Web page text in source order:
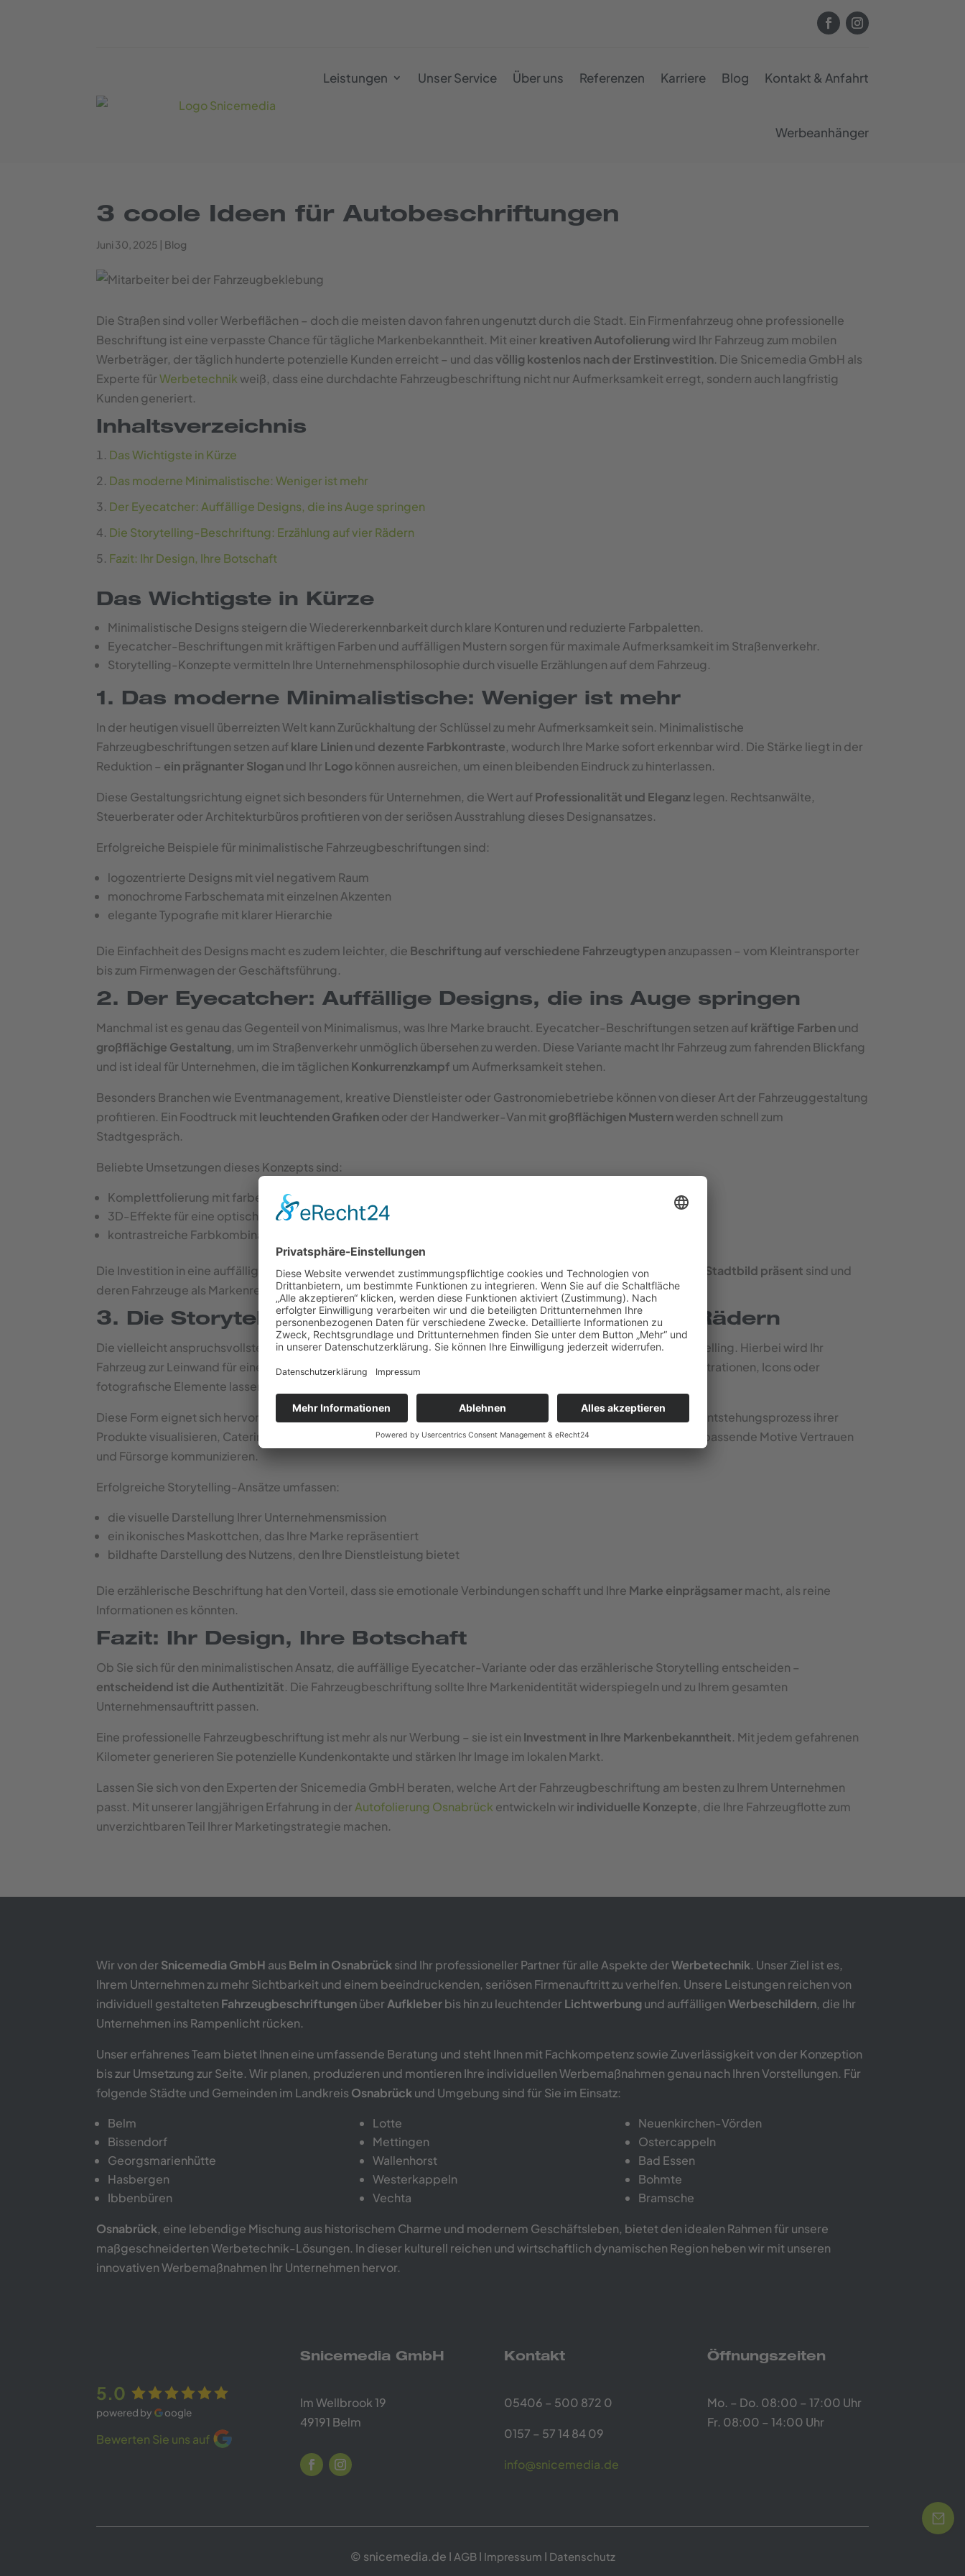
Leistungen Unser Service Über uns Referenzen Karriere Blog Kontakt & Anfahrt
Werbeanhänger
3 coole Ideen für Autobeschriftungen
Juni 30, 2025 | Blog
Die Straßen sind voller Werbeflächen – doch die meisten davon fahren ungenutzt durch die Stadt. Ein Firmenfahrzeug ohne professionelle
Beschriftung ist eine verpasste Chance für tägliche Markenbekanntheit. Mit einer kreativen Autofolierung wird Ihr Fahrzeug zum mobilen
Werbeträger, der täglich hunderte potenzielle Kunden erreicht – und das völlig kostenlos nach der Erstinvestition. Die Snicemedia GmbH als
Experte fürWerbetechnik weiß, dass eine durchdachte Fahrzeugbeschriftung nicht nur Aufmerksamkeit erregt, sondern auch langfristig
Kunden generiert.
Inhaltsverzeichnis
Das Wichtigste in Kürze
Das moderne Minimalistische: Weniger ist mehr
Der Eyecatcher: Auffällige Designs, die ins Auge springen
Die Storytelling-Beschriftung: Erzählung auf vier Rädern
Fazit: Ihr Design, Ihre Botschaft
Das Wichtigste in Kürze
Minimalistische Designs steigern die Wiedererkennbarkeit durch klare Konturen und reduzierte Farbpaletten.
Eyecatcher-Beschriftungen mit kräftigen Farben und auffälligen Mustern sorgen für maximale Aufmerksamkeit im Straßenverkehr.
Storytelling-Konzepte vermitteln Ihre Unternehmensphilosophie durch visuelle Erzählungen auf dem Fahrzeug.
1. Das moderne Minimalistische: Weniger ist mehr
In der heutigen visuell überreizten Welt kann Zurückhaltung der Schlüssel zu mehr Aufmerksamkeit sein. Minimalistische
Fahrzeugbeschriftungen setzen aufklare Linienund dezente Farbkontraste, wodurch Ihre Marke sofort erkennbar wird. Die Stärke liegt in der
Reduktion – ein prägnanter Sloganund Ihr Logokönnen ausreichen, um einen bleibenden Eindruck zu hinterlassen.
Diese Gestaltungsrichtung eignet sich besonders für Unternehmen, die Wert aufProfessionalität und Eleganz legen. Rechtsanwälte,
Steuerberater oder Architekturbüros profitieren von der seriösen Ausstrahlung dieses Designansatzes.
Erfolgreiche Beispiele für minimalistische Fahrzeugbeschriftungen sind:
logozentrierte Designs mit viel negativem Raum
monochrome Farbschemata mit einzelnen Akzenten
elegante Typografie mit klarer Hierarchie
Die Einfachheit des Designs macht es zudem leichter, die Beschriftung auf verschiedene Fahrzeugtypenanzupassen – vom Kleintransporter
bis zum Firmenwagen der Geschäftsführung.
2. Der Eyecatcher: Auffällige Designs, die ins Auge springen
Manchmal ist es genau das Gegenteil von Minimalismus, was Ihre Marke braucht. Eyecatcher-Beschriftungen setzen aufkräftige Farbenund
großflächige Gestaltung, um im Straßenverkehr unmöglich übersehen zu werden. Diese Variante macht Ihr Fahrzeug zum fahrenden Blickfang
und ist ideal für Unternehmen, die im täglichen Konkurrenzkampf um Aufmerksamkeit stehen.
Besonders Branchen wie Eventmanagement, kreative Dienstleister oder Gastronomiebetriebe können von dieser Art der Fahrzeuggestaltung
profitieren. Ein Foodtruck mit leuchtenden Grafikenoder der Handwerker-Van mit großflächigen Musternwerden schnell zum
Stadtgespräch.
Beliebte Umsetzungen dieses Konzepts sind:
Komplettfolierung mit farbenfrohen Designs
3D-Effekte für eine optische Tiefenwirkung
kontrastreiche Farbkombinationen, die selbst im Augenwinkel auffallen
Die Investition in eine auffällige Komplettfolierung zahlt sich besonders für Unternehmen aus, dieregelmäßig im Stadtbild präsent sind und
deren Fahrzeuge als Markenrepräsentanten fungieren.
3. Die Storytelling-Beschriftung: Erzählung auf vier Rädern
Die vielleicht anspruchsvollste, aber auch wirkungsvollste Form der Fahrzeugbeschriftung ist das visuelle Storytelling. Hierbei wird Ihr
Fahrzeug zur Leinwand für eine
Geschichte über Ihr Unternehmen
und Ihre Werte. Durch geschickt platzierte Illustrationen, Icons oder
fotografische Elemente lassen Sie den Betrachter an Ihrer Unternehmensphilosophie teilhaben.
Diese Form eignet sich hervorragend für Marken, die mit Emotionen
arbeiten. Handwerksbetriebe können den Entstehungsprozess ihrer
Produkte visualisieren, Cateringunternehmen die Liebe zum Essen bildlich darstellen oder Pflegedienste durch passende Motive Vertrauen
und Fürsorge kommunizieren.
Erfolgreiche Storytelling-Ansätze umfassen:
die visuelle Darstellung Ihrer Unternehmensmission
ein ikonisches Maskottchen, das Ihre Marke repräsentiert
bildhafte Darstellung des Nutzens, den Ihre Dienstleistung bietet
Die erzählerische Beschriftung hat den Vorteil, dass sie emotionale Verbindungen schafft und Ihre Marke einprägsamermacht, als reine
Informationen es könnten.
Fazit: Ihr Design, Ihre Botschaft
Ob Sie sich für den minimalistischen Ansatz, die auffällige Eyecatcher-Variante oder das erzählerische Storytelling entscheiden –
entscheidend ist die Authentizität. Die Fahrzeugbeschriftung sollte Ihre Markenidentität widerspiegeln und zu Ihrem gesamten
Unternehmensauftritt passen.
Eine professionelle Fahrzeugbeschriftung ist mehr als nur Werbung – sie ist ein Investment in Ihre Markenbekanntheit. Mit jedem gefahrenen
Kilometer generieren Sie potenzielle Kundenkontakte und stärken Ihr Image im lokalen Markt.
Lassen Sie sich von den Experten der Snicemedia GmbH beraten, welche Art der Fahrzeugbeschriftung am besten zu Ihrem Unternehmen
passt. Mit unserer langjährigen Erfahrung in der Autofolierung Osnabrück entwickeln wir individuelle Konzepte, die Ihre Fahrzeugflotte zum
unverzichtbaren Teil Ihrer Marketingstrategie machen.
Wir von der Snicemedia GmbH aus Belm in Osnabrücksind Ihr professioneller Partner für alle Aspekte derWerbetechnik. Unser Ziel ist es,
Ihrem Unternehmen zu mehr Sichtbarkeit und einem beeindruckenden, seriösen Firmenauftritt zu verhelfen. Unsere Leistungen reichen von
individuell gestalteten Fahrzeugbeschriftungenüber Aufkleberbis hin zu leuchtender Lichtwerbungund auffälligenWerbeschildern, die Ihr
Unternehmen ins Rampenlicht rücken.
Unser erfahrenes Team bietet Ihnen eine umfassende Beratung und steht Ihnen mit Fachkompetenz sowie Zuverlässigkeit von der Konzeption
bis zur Umsetzung zur Seite. Wir planen, produzieren und montieren Ihre individuellen Werbemaßnahmen genau nach Ihren Vorstellungen. Für
folgende Städte und Gemeinden im Landkreis Osnabrückund Umgebung sind für Sie im Einsatz:
Belm
Bissendorf
Georgsmarienhütte
Hasbergen
Ibbenbüren
Lotte
Mettingen
Wallenhorst
Westerkappeln
Vechta
Neuenkirchen-Vörden
Ostercappeln
Bad Essen
Bohmte
Bramsche
Osnabrück, eine lebendige Mischung aus historischem Charme und modernem Geschäftsleben, bietet den idealen Rahmen für unsere
maßgeschneiderten Werbetechnik-Lösungen. In dieser kulturell reichen und wirtschaftlich dynamischen Region heben wir mit unseren
innovativen Werbemaßnahmen Ihr Unternehmen hervor.
5.0
powered by oogle
Bewerten Sie uns auf
Snicemedia GmbH
Im Wellbrook 19
49191 Belm
Kontakt
05406 – 500 872 0
0157 – 57 14 84 09
info@snicemedia.de
Öffnungszeiten
Mo. – Do. 08:00 – 17:00 Uhr
Fr. 08:00 – 14:00 Uhr
© snicemedia.de I AGBI Impressum I Datenschutz